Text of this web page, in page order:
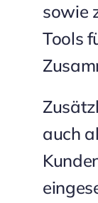
sowie
Tools
auch